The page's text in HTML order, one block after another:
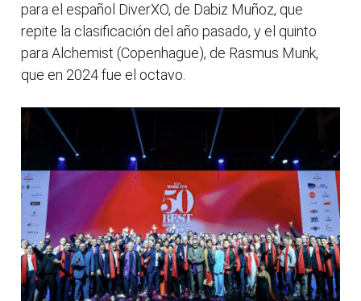
para el español DiverXO, de Dabiz Muñoz, que
repite la clasificación del año pasado, y el quinto
para Alchemist (Copenhague), de Rasmus Munk,
que en 2024 fue el octavo.